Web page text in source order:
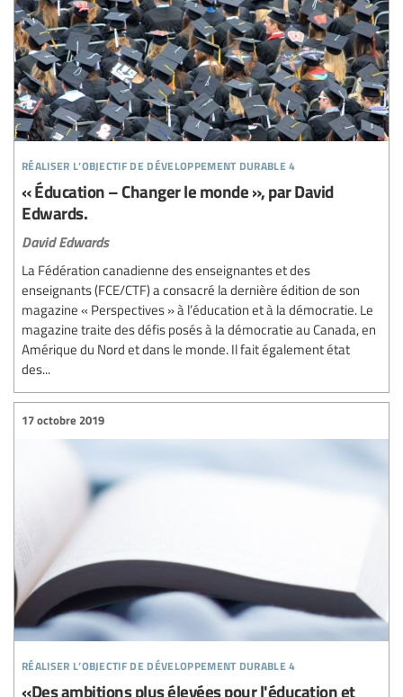
réaliser l’objectif de développement durable 4
« Éducation – Changer le monde », par David
Edwards.
David Edwards
La Fédération canadienne des enseignantes et des
enseignants (FCE/CTF) a consacré la dernière édition de son
magazine « Perspectives » à l’éducation et à la démocratie. Le
magazine traite des défis posés à la démocratie au Canada, en
Amérique du Nord et dans le monde. Il fait également état
des...
réaliser l’objectif de développement durable 4
17 octobre 2019
«Des ambitions plus élevées pour l'éducation et